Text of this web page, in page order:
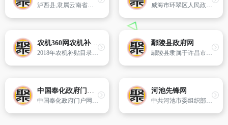
泸西县,隶属云南省红河哈尼族彝族自治州,处在“滇中城市经济圈”的重要节点,是红河州通往贵州及西南各地的重要通道,一说因城西有泸源洞而得名,另一说因城西有泸川而得名。泸西县位于云南省东南部、红河州北部 威海市环翠区人民政府网站（网址：http://www.huancui.gov.cn）是由威海市环翠区人民政府办公室主办,环翠区电子政务和网络信息管理中心负责日常运维的政府门户网站,统一发布全区各类政务信息,为企业和市民提供网上服务的门户网站,是政府联系群众、服务群众的桥梁和纽带。
农机360网农机补贴目录
2018年农机补贴目录,政策,全的农业机械补贴动态更新,了解2018各省哪些农机在补贴范围内可以领取补贴资金,查询农机补贴是多少,农机具补贴资金是多少,了解农机补贴实施方案就上农机360网旗下农机补贴查询系统网.
鄢陵县政府网
鄢陵县隶属于许昌市管辖,位于河南省中部,西靠长葛市,千里伏牛山脉东方,万里母亲河黄河南侧。属于许昌市下辖县,在国家历史文化名城—汉魏故都许昌东,下辖8镇4乡,总面积871.6平方公里,耕地面积92万亩,人口62万人（2013年3月）。
中国奉化政府门户网站
中国奉化政府门户网站是市政府对外宣传奉化政治、经济和社会发展等各方面情况,服务百姓,服务企业,服务国内外人士的桥梁,是政府与公众联络和交流的门户。网站提供个性化的服务,集聚与服务对象相关的热门网站,分门别类提供服务信息和导航,利用邮件、短信等手段加强与用户之间的沟通交流。
河池先锋网
中共河池市委组织部主办网站